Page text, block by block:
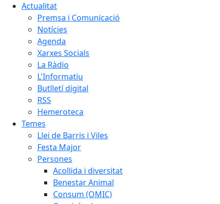
Actualitat
Premsa i Comunicació
Notícies
Agenda
Xarxes Socials
La Ràdio
L'Informatiu
Butlletí digital
RSS
Hemeroteca
Temes
Llei de Barris i Viles
Festa Major
Persones
Acollida i diversitat
Benestar Animal
Consum (OMIC)